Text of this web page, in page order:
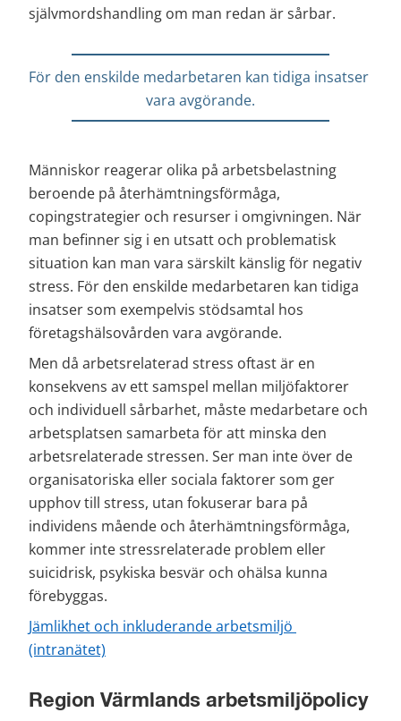
självmordshandling om man redan är sårbar.
För den enskilde medarbetaren kan tidiga insatser
vara avgörande.
Människor reagerar olika på arbetsbelastning
beroende på återhämtningsförmåga,
copingstrategier och resurser i omgivningen. När
man befinner sig i en utsatt och problematisk
situation kan man vara särskilt känslig för negativ
stress. För den enskilde medarbetaren kan tidiga
insatser som exempelvis stödsamtal hos
företagshälsovården vara avgörande.
Men då arbetsrelaterad stress oftast är en
konsekvens av ett samspel mellan miljöfaktorer
och individuell sårbarhet, måste medarbetare och
arbetsplatsen samarbeta för att minska den
arbetsrelaterade stressen. Ser man inte över de
organisatoriska eller sociala faktorer som ger
upphov till stress, utan fokuserar bara på
individens mående och återhämtningsförmåga,
kommer inte stressrelaterade problem eller
suicidrisk, psykiska besvär och ohälsa kunna
förebyggas.
Jämlikhet och inkluderande arbetsmiljö
(intranätet)
Region Värmlands arbetsmiljöpolicy